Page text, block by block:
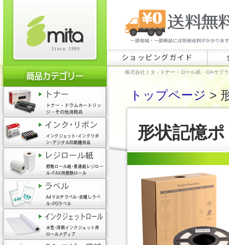
ショッピングガイド
株式会社ミタ - トナー・ロール紙・OAサプ
トップページ>
形状記憶